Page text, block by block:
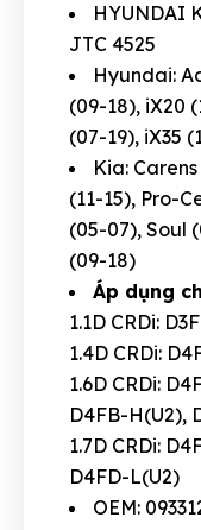
HYUNDAI
JTC 4525
Hyundai:
(09-18), iX20
(07-19), iX35
Kia:
(11-15), Pro-
(05-07), Soul
(09-18)
Áp dụng
1.1D CRDi:
1.4D CRDi:
1.6D CRDi:
D4FB-H(U2),
1.7D CRDi:
D4FD-L(U2)
OEM: